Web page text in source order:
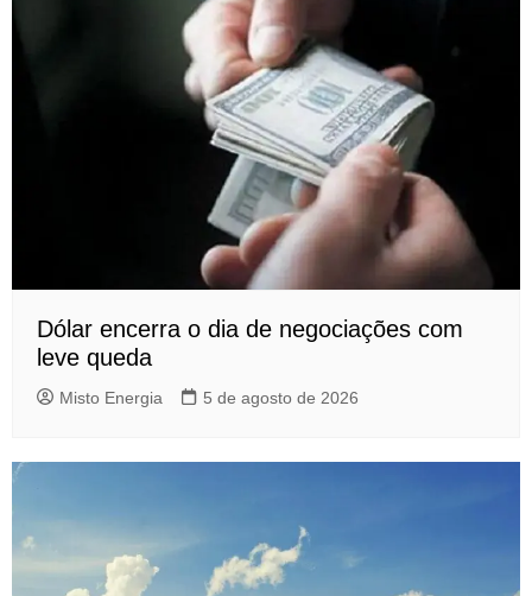
Dólar encerra o dia de negociações com
leve queda
Misto Energia 5 de agosto de 2026